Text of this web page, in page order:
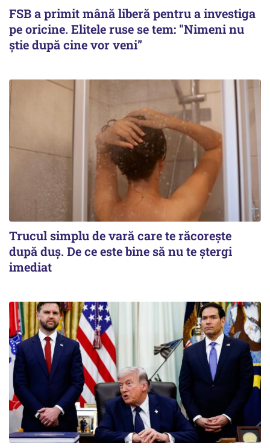
FSB a primit mână liberă pentru a investiga
pe oricine. Elitele ruse se tem: "Nimeni nu
știe după cine vor veni”
Trucul simplu de vară care te răcorește
după duș. De ce este bine să nu te ștergi
imediat